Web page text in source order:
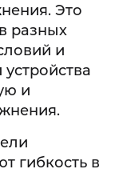
Это
разных
и
и
гибкость в